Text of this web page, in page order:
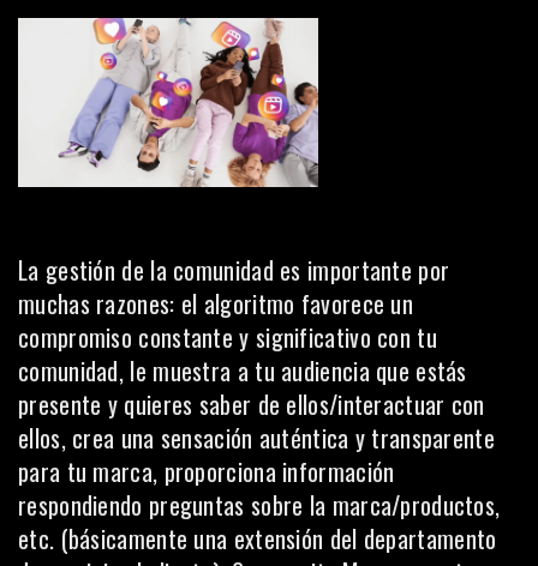
La gestión de la comunidad es importante por
muchas razones: el algoritmo favorece un
compromiso constante y significativo con tu
comunidad, le muestra a tu audiencia que estás
presente y quieres saber de ellos/interactuar con
ellos, crea una sensación auténtica y transparente
para tu marca, proporciona información
respondiendo preguntas sobre la marca/productos,
etc. (básicamente una extensión del departamento